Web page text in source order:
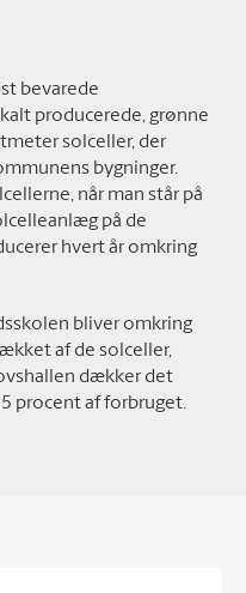
bevarede
producerede, grønne
solceller, der
bygninger.
når man står på
på de
hvert år omkring
bliver omkring
af de solceller,
dækker det
procent af forbruget.